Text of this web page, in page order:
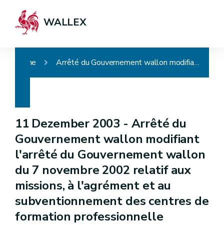
WALLEX
Home Arrêté du Gouvernement wallon modifiant l'arrêté du Gouvernement wallon du 7 novembre 2002 relatif aux missions, à l'agrément et au subventionnement des centres de formation professionnelle
11 Dezember 2003 - Arrêté du
Gouvernement wallon modifiant
l'arrêté du Gouvernement wallon
du 7 novembre 2002 relatif aux
missions, à l'agrément et au
subventionnement des centres de
formation professionnelle